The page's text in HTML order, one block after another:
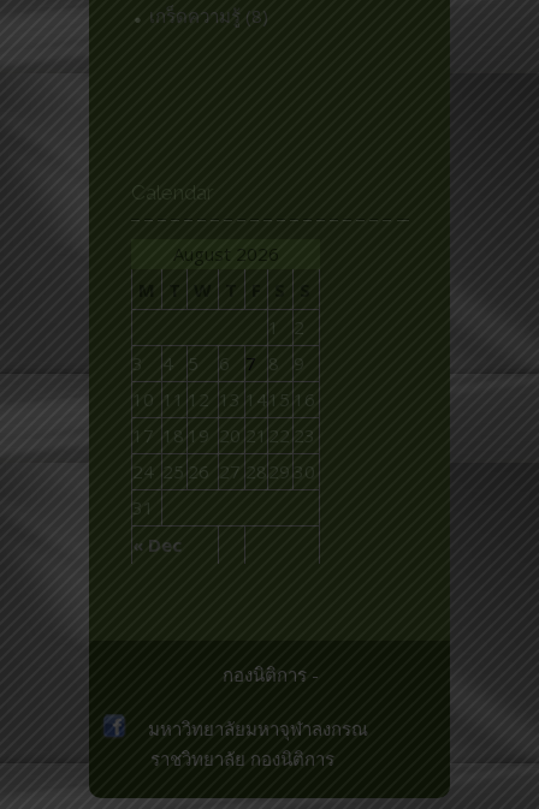
เกร็ดความรู้ (8)
Calendar
August 2026
M
T W T F S S
« Dec
1
2
3
4 5 6 7 8
9
10 11 12 13 14 15 16
17
18 19 20 21 22 23
24
25 26 27 28 29 30
31
กองนิติการ -
มหาวิทยาลัยมหาจุฬาลงกรณ
ราชวิทยาลัย กองนิติการ